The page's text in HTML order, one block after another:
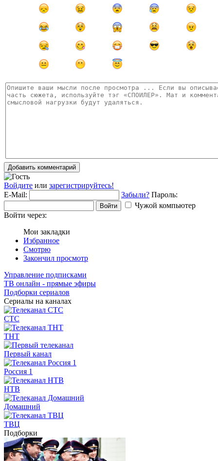
Добавить комментарий
Войдите или зарегистрируйтесь!
E-Mail:
Забыли? Пароль:
Войти
Чужой компьютер
Войти через:
Мои закладки
Избранное
Смотрю
Закончил просмотр
Управление подписками
ТВ онлайн - прямые эфиры
Подборки сериалов
Сериалы на каналах
СТС
ТНТ
Первый канал
Россия 1
НТВ
Домашний
ТВЦ
Подборки